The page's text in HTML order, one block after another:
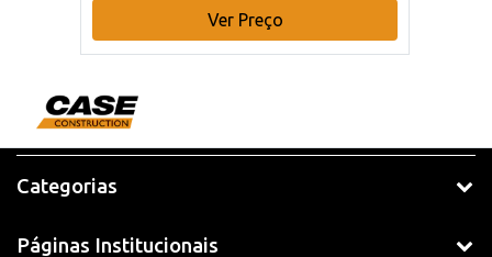
Ver Preço
Categorias
Páginas Institucionais